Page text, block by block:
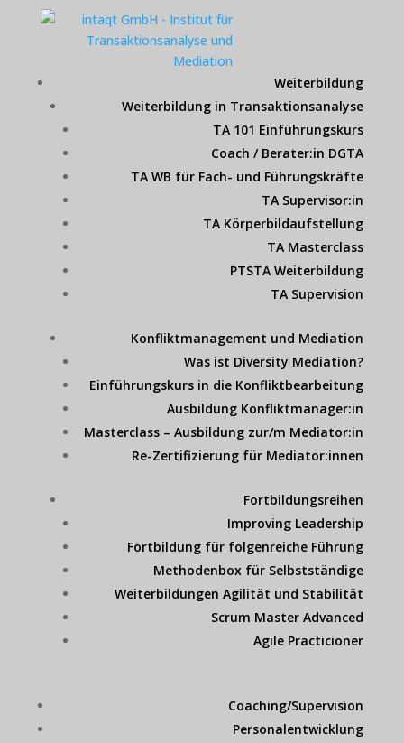
Weiterbildung
Weiterbildung in Transaktionsanalyse
TA 101 Einführungskurs
Coach / Berater:in DGTA
TA WB für Fach- und Führungskräfte
TA Supervisor:in
TA Körperbildaufstellung
TA Masterclass
PTSTA Weiterbildung
TA Supervision
Konfliktmanagement und Mediation
Was ist Diversity Mediation?
Einführungskurs in die Konfliktbearbeitung
Ausbildung Konfliktmanager:in
Masterclass – Ausbildung zur/m Mediator:in
Re-Zertifizierung für Mediator:innen
Fortbildungsreihen
Improving Leadership
Fortbildung für folgenreiche Führung
Methodenbox für Selbstständige
Weiterbildungen Agilität und Stabilität
Scrum Master Advanced
Agile Practicioner
Coaching/Supervision
Personalentwicklung